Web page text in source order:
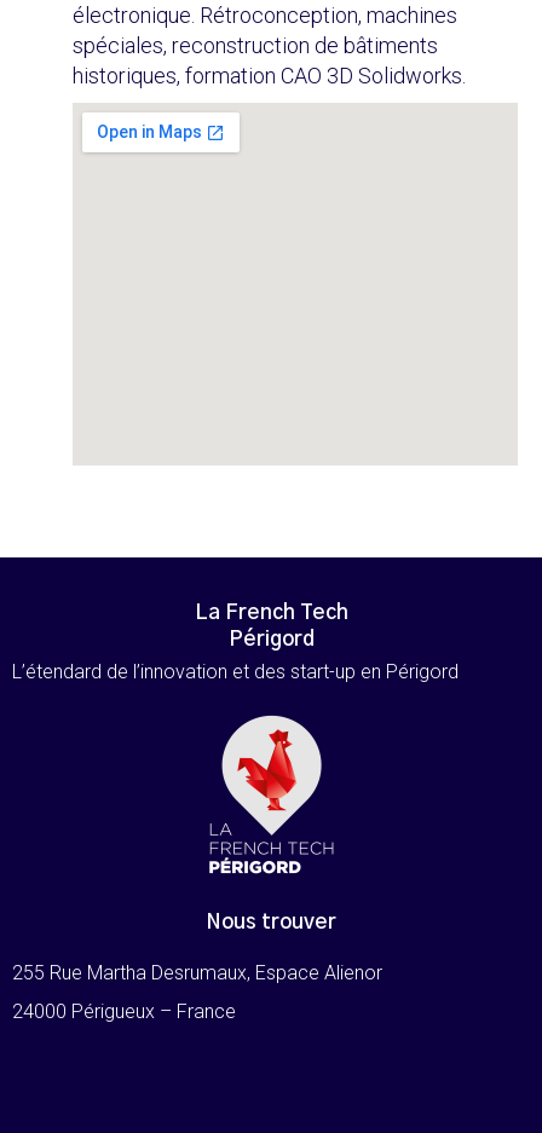
électronique. Rétroconception, machines
spéciales, reconstruction de bâtiments
historiques, formation CAO 3D Solidworks.
La French Tech
Périgord
L’étendard de l’innovation et des start-up en Périgord
Nous trouver
255 Rue Martha Desrumaux, Espace Alienor
24000 Périgueux – France